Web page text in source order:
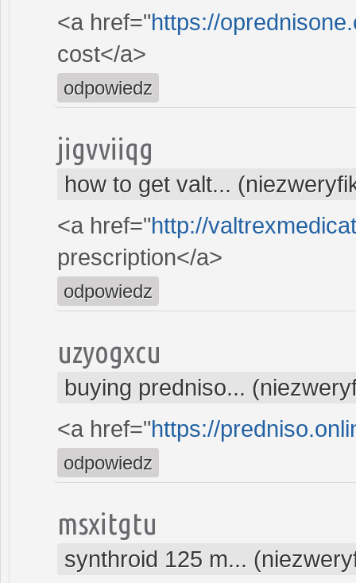
<a href="https://
cost</a>
odpowiedz
jigvviiqg
how to get valt...
<a href="http://
prescription</a>
odpowiedz
uzyogxcu
buying predniso...
<a href="https://
odpowiedz
msxitgtu
synthroid 125 m...